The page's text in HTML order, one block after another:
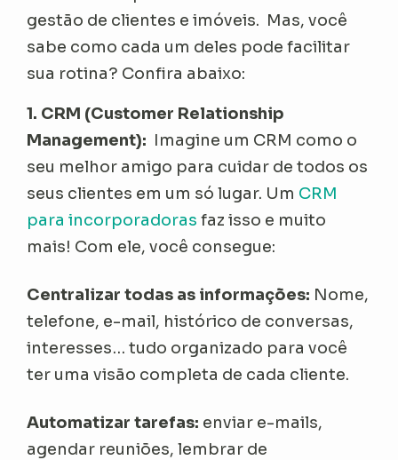
gestão de clientes e imóveis. Mas, você
sabe como cada um deles pode facilitar
sua rotina? Confira abaixo:
1. CRM (Customer Relationship
Management): Imagine um CRM como o
seu melhor amigo para cuidar de todos os
seus clientes em um só lugar. Um CRM
para incorporadoras faz isso e muito
mais! Com ele, você consegue:
Centralizar todas as informações: Nome,
telefone, e-mail, histórico de conversas,
interesses… tudo organizado para você
ter uma visão completa de cada cliente.
Automatizar tarefas: enviar e-mails,
agendar reuniões, lembrar de